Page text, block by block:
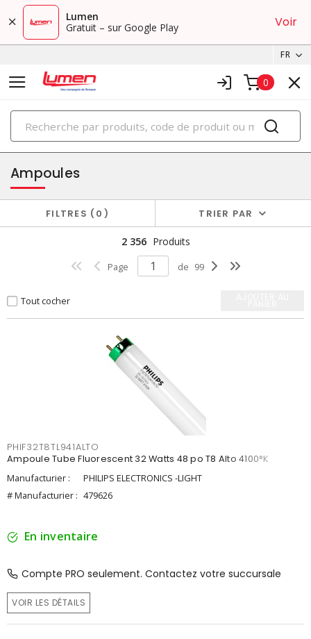
Lumen
Gratuit – sur Google Play
Voir
FR
0
PRODUITS
éclairage
Ampoules
FILTRES 0 TRIER PAR
2 356 Produits
Page de 99
Tout cocher
PHIF32T8TL941ALTO
Ampoule Tube Fluorescent 32 Watts 48 po T8 Alto 4100°K
Manufacturier :
PHILIPS ELECTRONICS -LIGHT
# Manufacturier : 479626
En inventaire
Compte PRO seulement. Contactez votre succursale
VOIR LES DÉTAILS